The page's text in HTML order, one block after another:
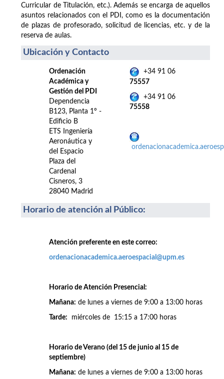
Curricular de Titulación, etc.). Además se encarga de aquellos
asuntos relacionados con el PDI, como es la documentación
de plazas de profesorado, solicitud de licencias, etc. y de la
reserva de aulas.
Ubicación y Contacto
Ordenación
Académica y
Gestión del PDI
Dependencia
B123, Planta 1º -
Edificio B
ETS Ingeniería
Aeronáutica y
del Espacio
Plaza del
Cardenal
Cisneros, 3
28040 Madrid
+34 91 06
75557
+34 91 06
75558
Horario de atención al Público:
Atención preferente en este correo:
ordenacionacademica.aeroespacial@upm.es
Horario de Atención Presencial:
Mañana: de lunes a viernes de 9:00 a 13:00 horas
Tarde: miércoles de 15:15 a 17:00 horas
Horario de Verano (del 15 de junio al 15 de
septiembre)
Mañana: de lunes a viernes de 9:00 a 13:00 horas